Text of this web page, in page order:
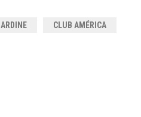
CLUB AMÉRICA